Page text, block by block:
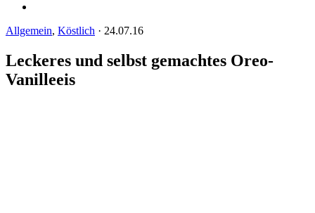
Allgemein, Köstlich · 24.07.16
Leckeres und selbst gemachtes Oreo-
Vanilleeis